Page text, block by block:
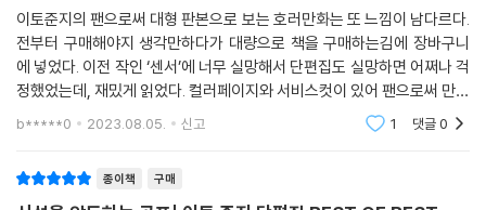
이토준지의 팬으로써 대형 판본으로 보는 호러만화는 또 느낌이 남다르다.
전부터 구매해야지 생각만하다가 대량으로 책을 구매하는김에 장바구니
에 넣었다. 이전 작인 ‘센서’에 너무 실망해서 단편집도 실망하면 어쩌나 걱
정했었는데, 재밌게 읽었다. 컬러페이지와 서비스컷이 있어 팬으로써 만족
스러운 단행본이다. 개인적으로 에도가와 란포의 인간의자를 만화화한 것
b*****0 2023.08.05. 신고 1 댓글0
종이책 구매